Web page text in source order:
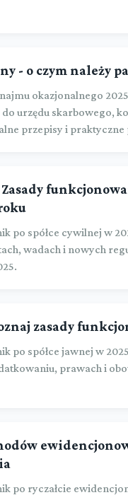
- o czym należy
okazjonalnego
urzędu skarbowego,
przepisy i praktyczne
po spółce cywilnej w
wadach i nowych
zasady
po spółce jawnej w
prawach i
po ryczałcie